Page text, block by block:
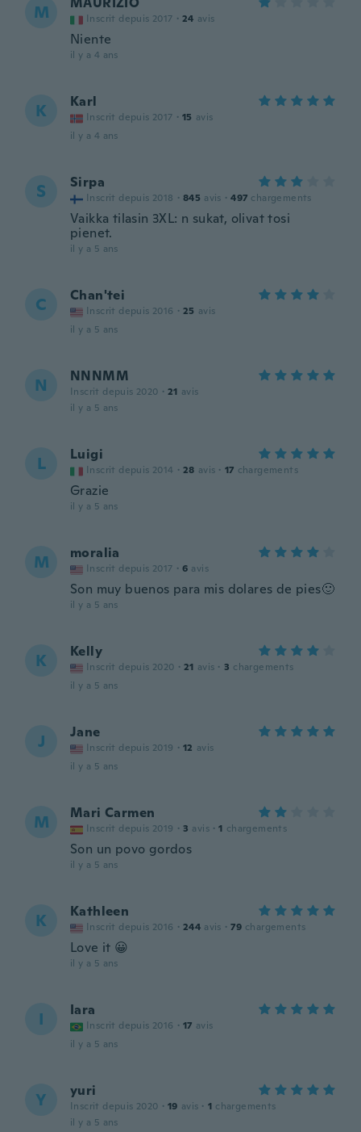
M Inscrit depuis 2017 · 24 avis
Niente
il y a 4 ans
K Karl
Inscrit depuis 2017 · 15 avis
il y a 4 ans
S Sirpa
Inscrit depuis 2018 · 845 avis · 497 chargements
Vaikka tilasin 3XL: n sukat, olivat tosi
pienet.
il y a 5 ans
C Chan'tei
Inscrit depuis 2016 · 25 avis
il y a 5 ans
N NNNMM
Inscrit depuis 2020 · 21 avis
il y a 5 ans
L Luigi
Inscrit depuis 2014 · 28 avis · 17 chargements
Grazie
il y a 5 ans
M moralia
Inscrit depuis 2017 · 6 avis
Son muy buenos para mis dolares de pies🙂
il y a 5 ans
K Kelly
Inscrit depuis 2020 · 21 avis · 3 chargements
il y a 5 ans
J Jane
Inscrit depuis 2019 · 12 avis
il y a 5 ans
M Mari Carmen
Inscrit depuis 2019 · 3 avis · 1 chargements
Son un povo gordos
il y a 5 ans
K Kathleen
Inscrit depuis 2016 · 244 avis · 79 chargements
Love it 😀
il y a 5 ans
I Iara
Inscrit depuis 2016 · 17 avis
il y a 5 ans
Y yuri
Inscrit depuis 2020 · 19 avis · 1 chargements
il y a 5 ans